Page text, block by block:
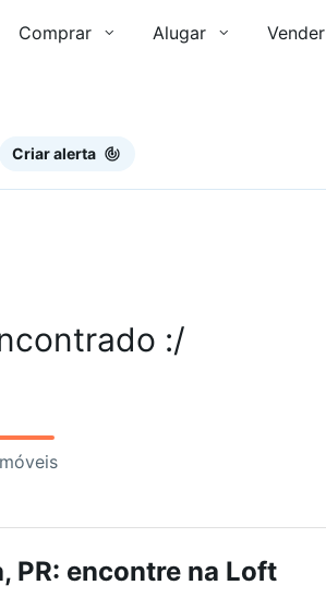
Comprar Alugar Vender
Criar alerta
:/
PR: encontre na Loft